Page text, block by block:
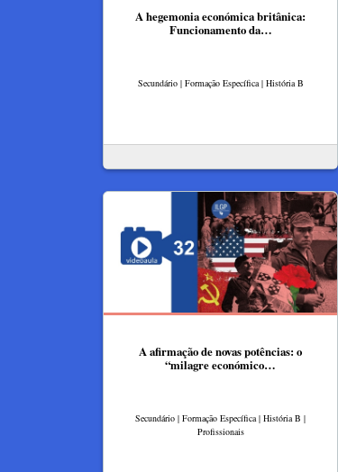
A hegemonia económica britânica:
Funcionamento da…
Secundário | Formação Específica | História B
A afirmação de novas potências: o
“milagre económico…
Secundário | Formação Específica | História B |
Profissionais